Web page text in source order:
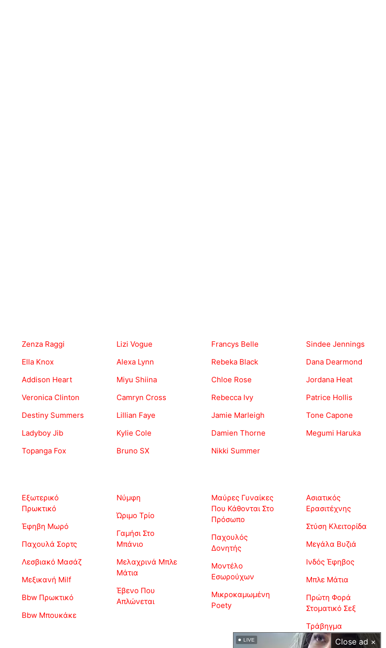
LIVE Close ad ×
Zenza Raggi
Ella Knox
Addison Heart
Veronica Clinton
Destiny Summers
Ladyboy Jib
Topanga Fox
Lizi Vogue
Alexa Lynn
Miyu Shiina
Camryn Cross
Lillian Faye
Kylie Cole
Bruno SX
Francys Belle
Rebeka Black
Chloe Rose
Rebecca Ivy
Jamie Marleigh
Damien Thorne
Nikki Summer
Sindee Jennings
Dana Dearmond
Jordana Heat
Patrice Hollis
Tone Capone
Megumi Haruka
Εξωτερικό
Πρωκτικό
Έφηβη Μωρό
Παχουλά Σορτς
Λεσβιακό Μασάζ
Μεξικανή Milf
Bbw Πρωκτικό
Bbw Μπουκάκε
Νύμφη
Ώριμο Τρίο
Γαμήσι Στο
Μπάνιο
Μελαχρινά Μπλε
Μάτια
Έβενο Που
Απλώνεται
Μαύρες Γυναίκες
Που Κάθονται Στο
Πρόσωπο
Παχουλός
Δονητής
Μοντέλο
Εσωρούχων
Μικροκαμωμένη
Poety
Ασιατικός
Ερασιτέχνης
Στύση Κλειτορίδα
Μεγάλα Βυζιά
Ινδός Έφηβος
Μπλε Μάτια
Πρώτη Φορά
Στοματικό Σεξ
Τράβηγμα